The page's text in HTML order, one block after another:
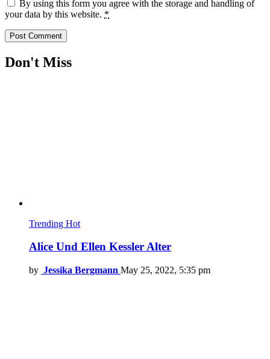
By using this form you agree with the storage and handling of
your data by this website. *
Don't Miss
Trending Hot
Alice Und Ellen Kessler Alter
by Jessika Bergmann May 25, 2022, 5:35 pm